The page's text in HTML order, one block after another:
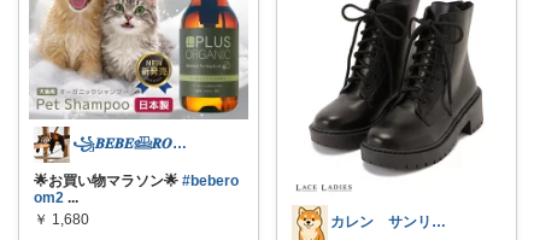
꧁𝑩𝑬𝑩𝑬𓊝𝑹𝑶𝑶𝑴꧂
🌟お買い物マラソン🌟 #bebero
om2 ...
￥ 1,680 カレン サンリオとディズニーが大好き